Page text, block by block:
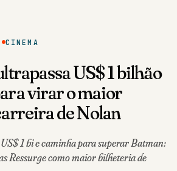
CINEMA
US$ 1 bilhão
virar o maior
de Nolan
1 bi e caminha para superar Batman:
Ressurge como maior bilheteria de